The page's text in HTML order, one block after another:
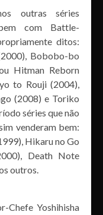
outras séries
com Battle-
ditos:
Bobobo-bo
Hitman Reborn
to Rouji (2004),
(2008) e Toriko
séries que não
venderam bem:
Hikaru no Go
Death Note
outros.
Chefe Yoshihisha